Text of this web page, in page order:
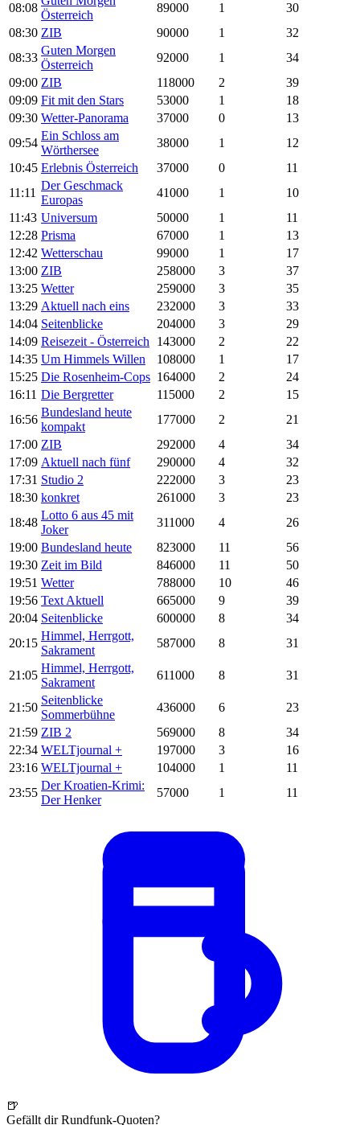
08:08
Österreich
89000 1
30
08:30 ZIB 90000 1
32
08:33
Guten Morgen
Österreich
92000 1
34
09:00 ZIB 118000 2
39
09:09 Fit mit den Stars 53000 1
18
09:30 Wetter-Panorama 37000 0
13
09:54
Ein Schloss am
Wörthersee
38000 1
12
10:45 Erlebnis Österreich 37000 0
11
11:11
Der Geschmack
Europas
41000 1
10
11:43 Universum 50000 1
11
12:28 Prisma 67000 1
13
12:42 Wetterschau 99000 1
17
13:00 ZIB 258000 3
37
13:25 Wetter 259000 3
35
13:29 Aktuell nach eins 232000 3
33
14:04 Seitenblicke 204000 3
29
14:09 Reisezeit - Österreich 143000 2
22
14:35 Um Himmels Willen 108000 1
17
15:25 Die Rosenheim-Cops 164000 2
24
16:11 Die Bergretter 115000 2
15
16:56
Bundesland heute
kompakt
177000 2
21
17:00 ZIB 292000 4
34
17:09 Aktuell nach fünf 290000 4
32
17:31 Studio 2 222000 3
23
18:30 konkret 261000 3
23
18:48
Lotto 6 aus 45 mit
Joker
311000 4
26
19:00 Bundesland heute 823000 11
56
19:30 Zeit im Bild 846000 11
50
19:51 Wetter 788000 10
46
19:56 Text Aktuell 665000 9
39
20:04 Seitenblicke 600000 8
34
20:15
Himmel, Herrgott,
Sakrament
587000 8 31
21:05
Himmel, Herrgott,
Sakrament
611000 8 31
21:50
Seitenblicke
Sommerbühne
436000 6
23
21:59 ZIB 2 569000 8
34
22:34 WELTjournal + 197000 3
16
23:16 WELTjournal + 104000 1
11
23:55
Der Kroatien-Krimi:
Der Henker
57000 1 11
🍺
Gefällt dir Rundfunk-Quoten?